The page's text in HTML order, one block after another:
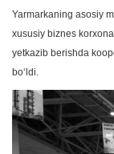
Yarmarkaning asosiy
xususiy biznes
yetkazib berishda
boʻldi.